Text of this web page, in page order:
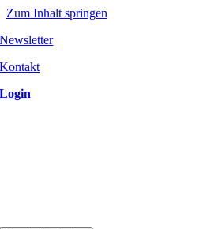
Zum Inhalt springen
Newsletter
Kontakt
Login